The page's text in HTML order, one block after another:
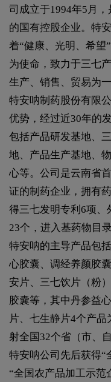
司成立于1994年5月
的国有控股企业。特
着“健康、光明、希望
为使命，致力于三七
生产、销售、贸易为一
特安呐制药股份有限
优势，经过近30年的
包括产品研发基地、
地、产品生产基地、
心等。公司是云南省
证的制药企业，拥有
得三七发明专利6项、
23个，进入基药物目录
特安呐的主导产品包
心胶囊、调经养颜胶
安片、三七饮片（粉
胶囊等，其中丹参益
片、七生静片4个产
射全国32个省（市、
特安呐公司先后获得“
“全国农产品加工示范